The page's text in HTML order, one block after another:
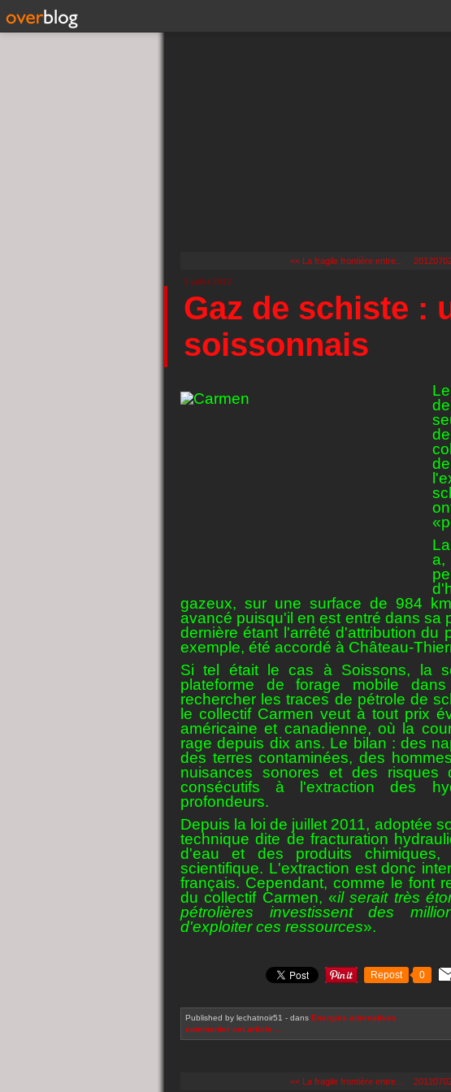
<< La fragile frontière entre...
3 juillet 2012
Gaz de schiste :
soissonnais
gazeux, sur une surface de 984
avancé puisqu'il en est entré dans sa
dernière étant l'arrêté d'attribution du
exemple, été accordé à Château-
Si tel était le cas à Soissons, la
plateforme de forage mobile
rechercher les traces de pétrole de
le collectif Carmen veut à tout prix
américaine et canadienne, où la
rage depuis dix ans. Le bilan : des
des terres contaminées, des
nuisances sonores et des risques
consécutifs à l'extraction des
profondeurs.
Depuis la loi de juillet 2011, adoptée
technique dite de fracturation
d'eau et des produits
scientifique. L'extraction est donc
français. Cependant, comme le font
du collectif Carmen, «il serait très
pétrolières investissent des
d'exploiter ces ressources».
Repost 0
Published by lechatnoir51 - dans Energies alternatives
commenter cet article
<< La fragile frontière entre...